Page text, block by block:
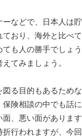
などで、日本人は
おり、海外と比べ
も人の勝手でしょ
てみましょう。
る目的もあるため
険相談の中でも話
、悪い面があります
行われますが、今